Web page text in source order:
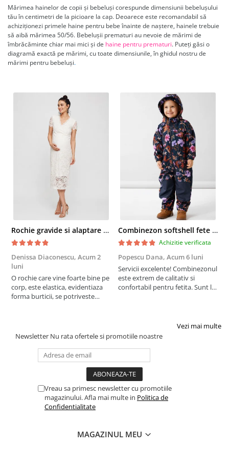
Mărimea hainelor de copii și bebeluși corespunde dimensiunii bebelușului
tău în centimetri de la picioare la cap. Deoarece este recomandabil să
achiziționezi primele haine pentru bebe înainte de naștere, hainele trebuie
să aibă mărimea 50/56. Bebelușii prematuri au nevoie de mărimi de
îmbrăcăminte chiar mai mici și de haine pentru prematuri. Puteți găsi o
diagramă exactă pe mărimi, cu toate dimensiunile, în ghidul nostru de
mărimi pentru bebeluși.
Rochie gravide si alaptare pentru cununia civila Mivana Crossover
Denissa Diaconescu, Acum 2
luni
O rochie care vine foarte bine pe
corp, este elastica, evidentiaza
forma burticii, se potriveste
Combinezon softshell fete - Name It Autumn Flower
Achizitie verificata
Popescu Dana, Acum 6 luni
Servicii excelente! Combinezonul
este extrem de calitativ si
confortabil pentru fetita. Sunt la
voluminos, nu o impiedica pe
cea mica sa se miste in voie. Este
Vezi mai multe
Newsletter Nu rata ofertele si promotiile noastre
Vreau sa primesc newsletter cu promotiile
magazinului. Afla mai multe in Politica de
Confidentialitate
MAGAZINUL MEU